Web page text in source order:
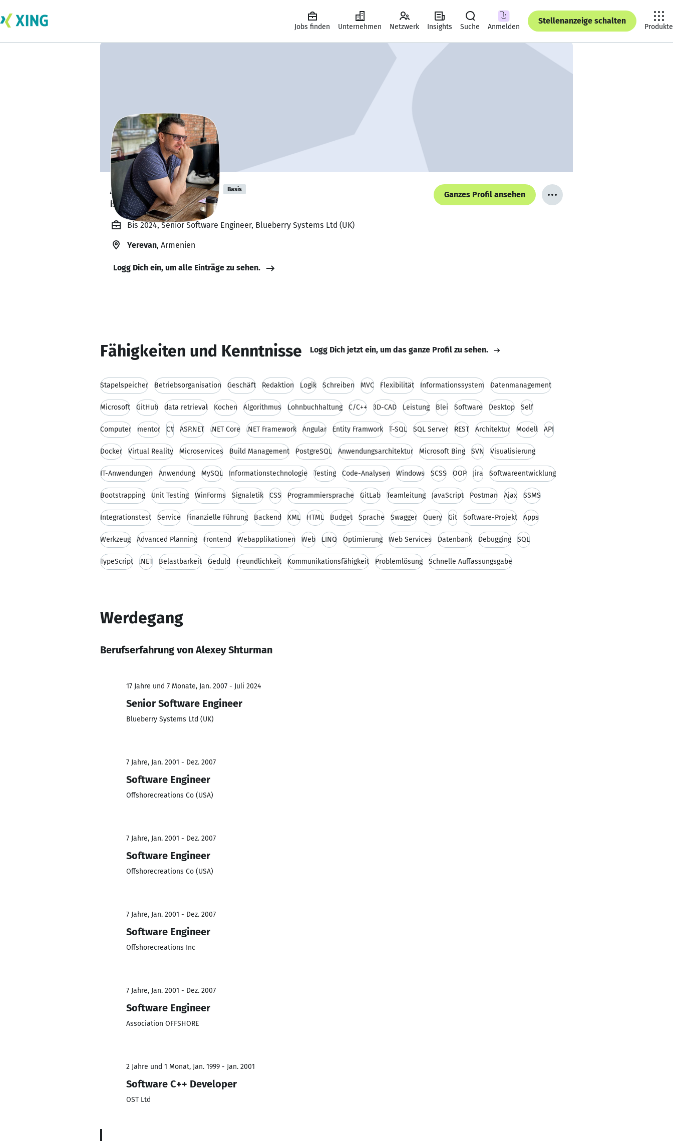
Jobs finden Unternehmen Netzwerk Insights Suche Anmelden
Stellenanzeige schalten
Produkte
Alexey Shturman Basis
is available. ✅
Ganzes Profil ansehen
Bis 2024, Senior Software Engineer, Blueberry Systems Ltd (UK)
Yerevan, Armenien
Logg Dich ein, um alle Einträge zu sehen.
Fähigkeiten und Kenntnisse Logg Dich jetzt ein, um das ganze Profil zu sehen.
Stapelspeicher Betriebsorganisation Geschäft Redaktion Logik Schreiben MVC Flexibilität Informationssystem Datenmanagement
Microsoft GitHub data retrieval Kochen Algorithmus Lohnbuchhaltung C/C++ 3D-CAD Leistung Blei Software Desktop Self
Computer mentor C# ASP.NET .NET Core .NET Framework Angular Entity Framwork T-SQL SQL Server REST Architektur Modell API
Docker Virtual Reality Microservices Build Management PostgreSQL Anwendungsarchitektur Microsoft Bing SVN Visualisierung
IT-Anwendungen Anwendung MySQL Informationstechnologie Testing Code-Analysen Windows SCSS OOP Jira Softwareentwicklung
Bootstrapping Unit Testing WinForms Signaletik CSS Programmiersprache GitLab Teamleitung JavaScript Postman Ajax SSMS
Integrationstest Service Finanzielle Führung Backend XML HTML Budget Sprache Swagger Query Git Software-Projekt Apps
Werkzeug Advanced Planning Frontend Webapplikationen Web LINQ Optimierung Web Services Datenbank Debugging SQL
TypeScript .NET Belastbarkeit Geduld Freundlichkeit Kommunikationsfähigkeit Problemlösung Schnelle Auffassungsgabe
Werdegang
Berufserfahrung von Alexey Shturman
17 Jahre und 7 Monate, Jan. 2007 - Juli 2024
Senior Software Engineer
Blueberry Systems Ltd (UK)
7 Jahre, Jan. 2001 - Dez. 2007
Software Engineer
Offshorecreations Co (USA)
7 Jahre, Jan. 2001 - Dez. 2007
Software Engineer
Offshorecreations Co (USA)
7 Jahre, Jan. 2001 - Dez. 2007
Software Engineer
Offshorecreations Inc
7 Jahre, Jan. 2001 - Dez. 2007
Software Engineer
Association OFFSHORE
2 Jahre und 1 Monat, Jan. 1999 - Jan. 2001
Software C++ Developer
OST Ltd